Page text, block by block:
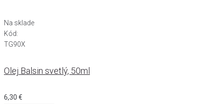
Na sklade
Kód:
TG90X
Olej Balsin svetlý, 50ml
6,30 €